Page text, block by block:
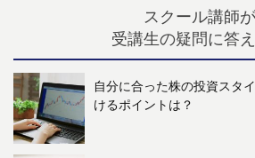
スクール講師が
受講生の疑問に答
自分に合った株の投資スタ
けるポイントは？